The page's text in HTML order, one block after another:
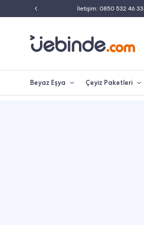
İletişim: 0850 532 46 33
Beyaz Eşya Çeyiz Paketleri